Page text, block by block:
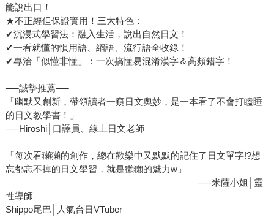
能說出口！
★不正經但保證實用！三大特色：
✔沉浸式學習法：融入生活，說出自然日文！
✔一看就懂的慣用語、縮語、流行語全收錄！
✔專治「似懂非懂」：一次搞懂易混淆漢字＆高頻錯字！
──誠摯推薦──
「幽默又創新，帶領讀者一窺日文奧妙，是一本看了不會打瞌睡
的日文教學書！」
──Hiroshi│口譯員、線上日文老師
「每次看獺獺的創作，總在歡樂中又默默的記住了日文單字!?想
忘都忘不掉的日文學習，就是獺獺的魅力w」
──米薩小姐│靈
性導師
Shippo尾巴│人氣台日VTuber